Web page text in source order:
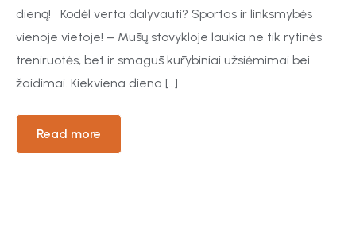
dieną! Kodėl verta dalyvauti? Sportas ir linksmybės
vienoje vietoje! – Mūsų stovykloje laukia ne tik rytinės
treniruotės, bet ir smagūs kūrybiniai užsiėmimai bei
žaidimai. Kiekviena diena […]
Read more